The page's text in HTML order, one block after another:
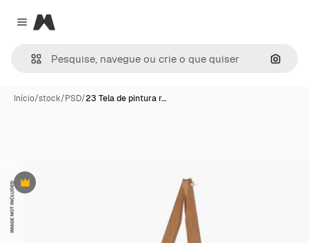
Close menu
Magnific
Início/stock/PSD/23 Tela de pintura r…
Premium